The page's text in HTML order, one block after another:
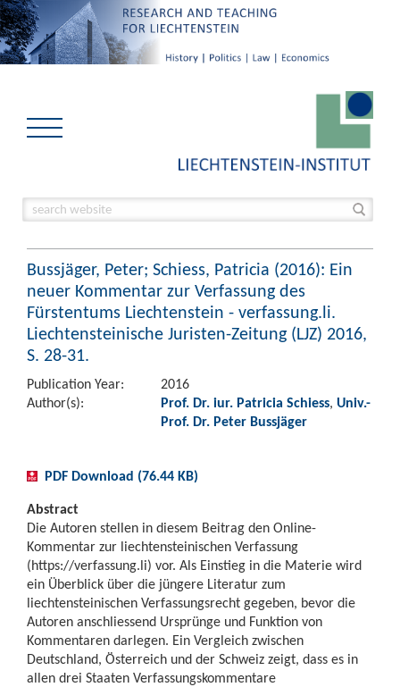
Bussjäger, Peter; Schiess, Patricia (2016): Ein
neuer Kommentar zur Verfassung des
Fürstentums Liechtenstein - verfassung.li.
Liechtensteinische Juristen-Zeitung (LJZ) 2016,
S. 28-31.
Publication Year:
2016
Author(s):
Prof. Dr. iur. Patricia Schiess, Univ.-
Prof. Dr. Peter Bussjäger
PDF Download (76.44 KB)
Abstract
Die Autoren stellen in diesem Beitrag den Online-
Kommentar zur liechtensteinischen Verfassung
(https://verfassung.li) vor. Als Einstieg in die Materie wird
ein Überblick über die jüngere Literatur zum
liechtensteinischen Verfassungsrecht gegeben, bevor die
Autoren anschliessend Ursprünge und Funktion von
Kommentaren darlegen. Ein Vergleich zwischen
Deutschland, Österreich und der Schweiz zeigt, dass es in
allen drei Staaten Verfassungskommentare